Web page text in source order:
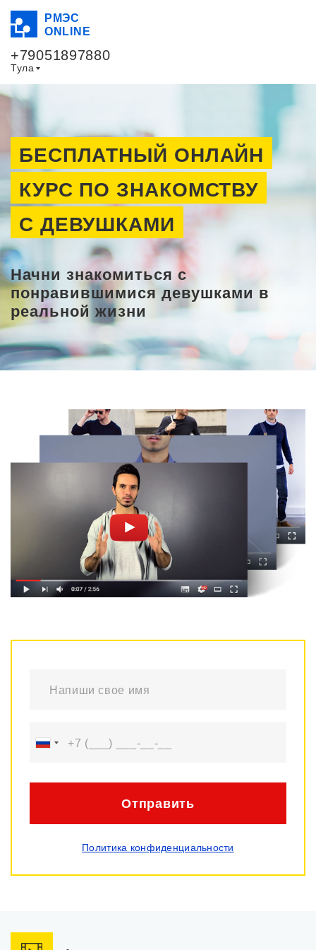
РМЭС
ONLINE
+79051897880
Тула
БЕСПЛАТНЫЙ ОНЛАЙН
КУРС ПО ЗНАКОМСТВУ
С ДЕВУШКАМИ
Начни знакомиться с
понравившимися девушками в
реальной жизни
Отправить
Политика конфиденциальности